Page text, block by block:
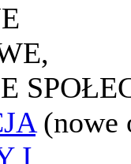
(nowe
I